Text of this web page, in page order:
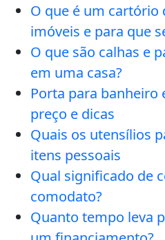
O que é um cartório
imóveis e para que
O que são calhas e
em uma casa?
Porta para banheiro
preço e dicas
Quais os utensílios
itens pessoais
Qual significado de
comodato?
Quanto tempo leva